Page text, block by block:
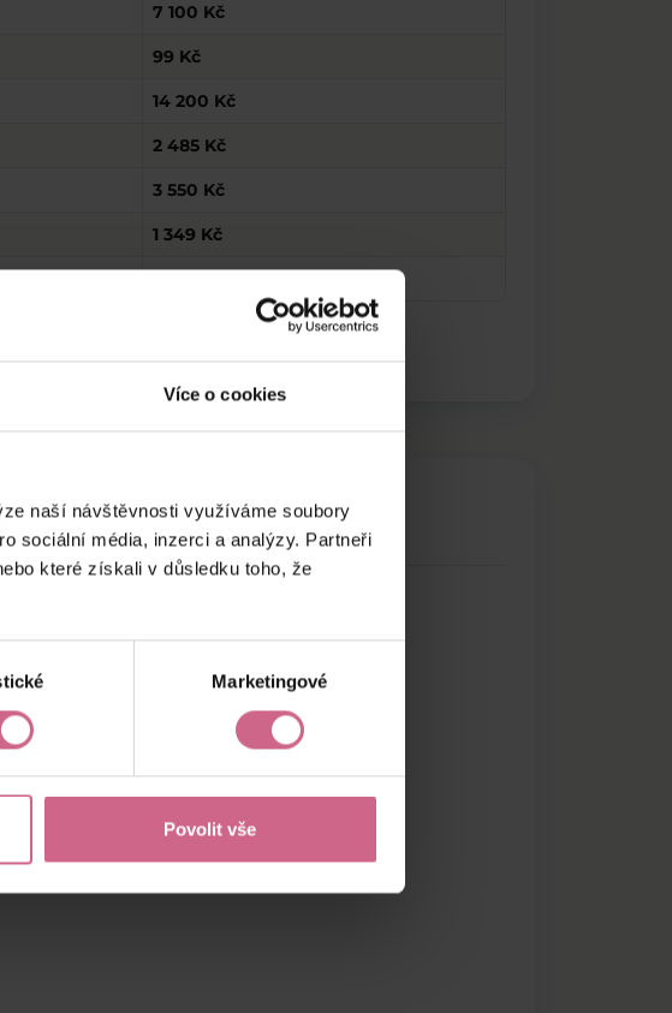
Více o cookies
naší návštěvnosti využíváme soubory
sociální média, inzerci a analýzy. Partneři
které získali v důsledku toho, že
Marketingové
Povolit vše
7 100 Kč
99 Kč
14 200 Kč
2 485 Kč
3 550 Kč
1 349 Kč